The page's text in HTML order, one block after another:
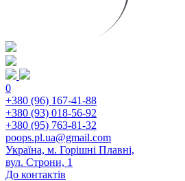
0
+380 (96) 167-41-88
+380 (93) 018-56-92
+380 (95) 763-81-32
poops.pl.ua@gmail.com
Україна, м. Горішні Плавні,
вул. Строни, 1
До контактів